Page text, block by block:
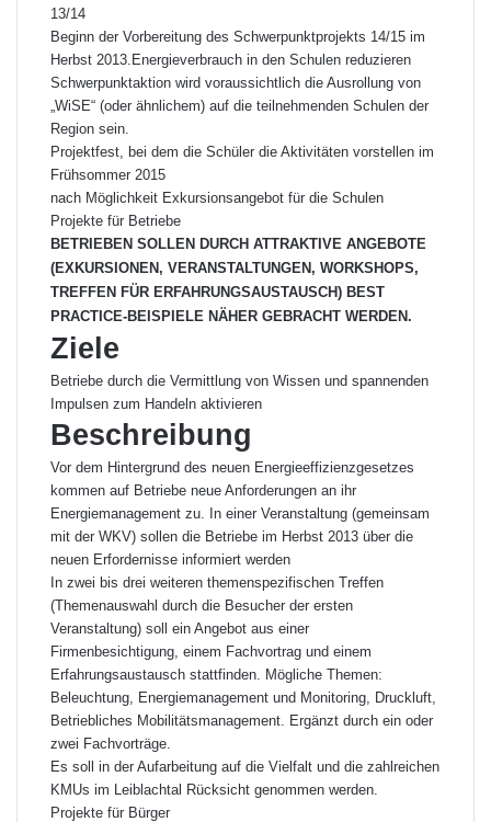
13/14
Beginn der Vorbereitung des Schwerpunktprojekts 14/15 im
Herbst 2013.Energieverbrauch in den Schulen reduzieren
Schwerpunktaktion wird voraussichtlich die Ausrollung von
„WiSE“ (oder ähnlichem) auf die teilnehmenden Schulen der
Region sein.
Projektfest, bei dem die Schüler die Aktivitäten vorstellen im
Frühsommer 2015
nach Möglichkeit Exkursionsangebot für die Schulen
Projekte für Betriebe
BETRIEBEN SOLLEN DURCH ATTRAKTIVE ANGEBOTE
(EXKURSIONEN, VERANSTALTUNGEN, WORKSHOPS,
TREFFEN FÜR ERFAHRUNGSAUSTAUSCH) BEST
PRACTICE-BEISPIELE NÄHER GEBRACHT WERDEN.
Ziele
Betriebe durch die Vermittlung von Wissen und spannenden
Impulsen zum Handeln aktivieren
Beschreibung
Vor dem Hintergrund des neuen Energieeffizienzgesetzes
kommen auf Betriebe neue Anforderungen an ihr
Energiemanagement zu. In einer Veranstaltung (gemeinsam
mit der WKV) sollen die Betriebe im Herbst 2013 über die
neuen Erfordernisse informiert werden
In zwei bis drei weiteren themenspezifischen Treffen
(Themenauswahl durch die Besucher der ersten
Veranstaltung) soll ein Angebot aus einer
Firmenbesichtigung, einem Fachvortrag und einem
Erfahrungsaustausch stattfinden. Mögliche Themen:
Beleuchtung, Energiemanagement und Monitoring, Druckluft,
Betriebliches Mobilitätsmanagement. Ergänzt durch ein oder
zwei Fachvorträge.
Es soll in der Aufarbeitung auf die Vielfalt und die zahlreichen
KMUs im Leiblachtal Rücksicht genommen werden.
Projekte für Bürger